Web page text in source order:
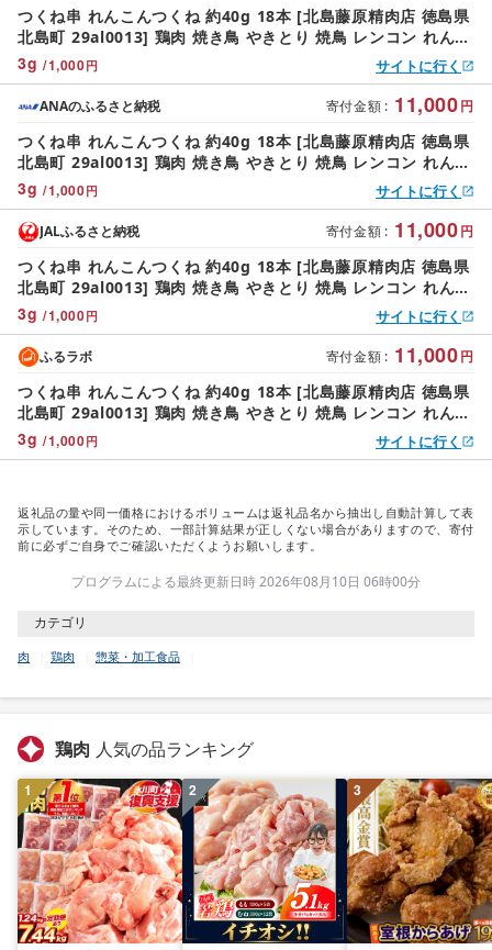
3g /1,000円
つくね串 れんこんつくね 約40g 18本 [北島藤原精肉店 徳島県
北島町 29al0013] 鶏肉 焼き鳥 やきとり 焼鳥 レンコン れんこ
ん レンコンつくね 冷凍 串 おつまみ
サイトに行く
寄付金額 : 11,000円
3g /1,000円
ANAのふるさと納税
つくね串 れんこんつくね 約40g 18本 [北島藤原精肉店 徳島県
北島町 29al0013] 鶏肉 焼き鳥 やきとり 焼鳥 レンコン れんこ
ん レンコンつくね 冷凍 串 おつまみ
サイトに行く
寄付金額 : 11,000円
3g /1,000円
JALふるさと納税
つくね串 れんこんつくね 約40g 18本 [北島藤原精肉店 徳島県
北島町 29al0013] 鶏肉 焼き鳥 やきとり 焼鳥 レンコン れんこ
ん レンコンつくね 冷凍 串 おつまみ
サイトに行く
寄付金額 : 11,000円
3g /1,000円
ふるラボ
つくね串 れんこんつくね 約40g 18本 [北島藤原精肉店 徳島県
北島町 29al0013] 鶏肉 焼き鳥 やきとり 焼鳥 レンコン れんこ
ん レンコンつくね 冷凍 串 おつまみ
サイトに行く
返礼品の量や同一価格におけるボリュームは返礼品名から抽出し自動計算して表
示しています。そのため、一部計算結果が正しくない場合がありますので、寄付
前に必ずご自身でご確認いただくようお願いします。
プログラムによる最終更新日時 2026年08月10日 06時00分
カテゴリ
肉 鶏肉 惣菜・加工食品
鶏肉 人気の品ランキング
1 2 3